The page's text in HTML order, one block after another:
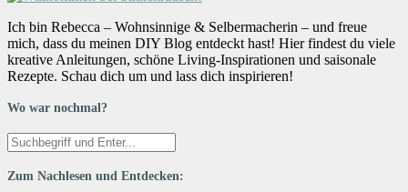
Ich bin Rebecca – Wohnsinnige & Selbermacherin – und freue
mich, dass du meinen DIY Blog entdeckt hast! Hier findest du viele
kreative Anleitungen, schöne Living-Inspirationen und saisonale
Rezepte. Schau dich um und lass dich inspirieren!
Wo war nochmal?
Zum Nachlesen und Entdecken: